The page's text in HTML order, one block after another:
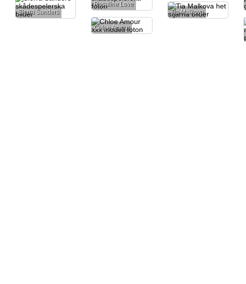
Rosaline Love
Sierra Sanders
Tia Malkova
Chloe Amour